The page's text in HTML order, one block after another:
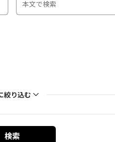
絞り込む
検索